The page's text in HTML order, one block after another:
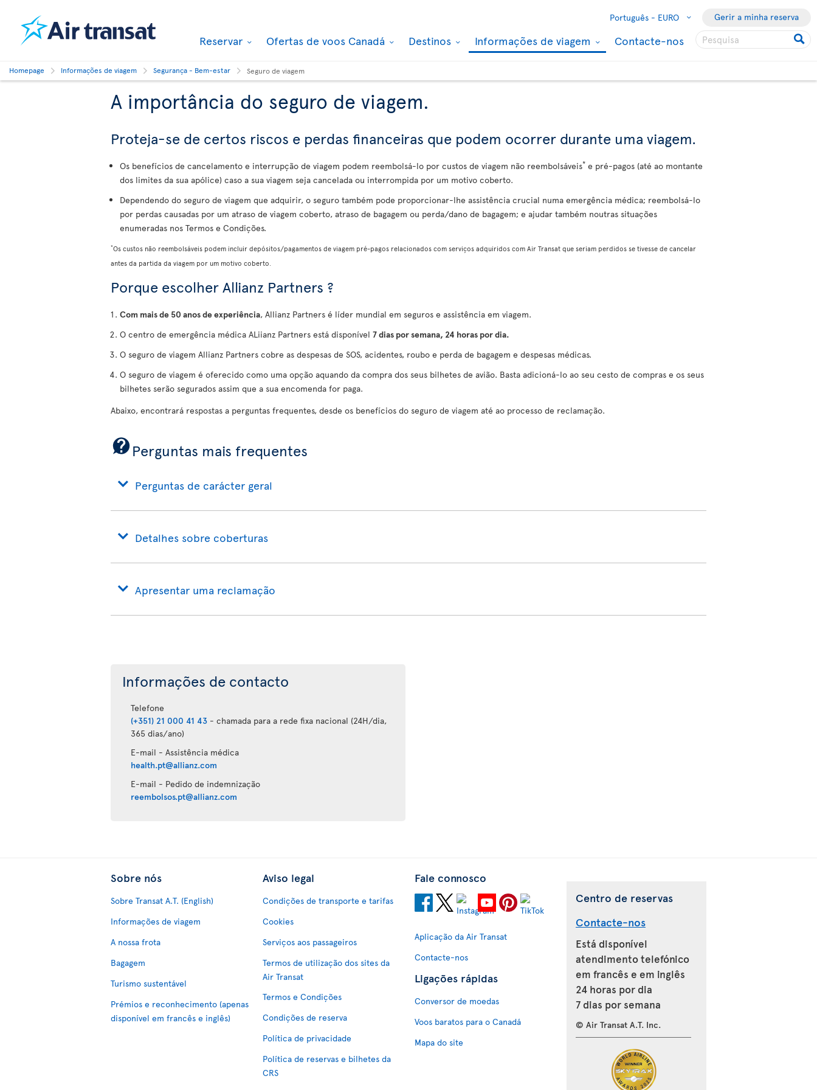
Português - EURO Gerir a minha reserva
Reservar Ofertas de voos Canadá Destinos Informações de viagem Contacte-nos
Homepage Informações de viagem Segurança - Bem-estar Seguro de viagem
A importância do seguro de viagem.
Proteja-se de certos riscos e perdas financeiras que podem ocorrer durante uma viagem.
Os benefícios de cancelamento e interrupção de viagem podem reembolsá-lo por custos de viagem não reembolsáveis* e pré-pagos (até ao montante
dos limites da sua apólice) caso a sua viagem seja cancelada ou interrompida por um motivo coberto.
Dependendo do seguro de viagem que adquirir, o seguro também pode proporcionar-lhe assistência crucial numa emergência médica; reembolsá-lo
por perdas causadas por um atraso de viagem coberto, atraso de bagagem ou perda/dano de bagagem; e ajudar também noutras situações
enumeradas nos Termos e Condições.
*Os custos não reembolsáveis podem incluir depósitos/pagamentos de viagem pré-pagos relacionados com serviços adquiridos com Air Transat que seriam perdidos se tivesse de cancelar
antes da partida da viagem por um motivo coberto.
Porque escolher Allianz Partners ?
Com mais de 50 anos de experiência, Allianz Partners é líder mundial em seguros e assistência em viagem.
O centro de emergência médica ALiianz Partners está disponível 7 dias por semana, 24 horas por dia.
O seguro de viagem Allianz Partners cobre as despesas de SOS, acidentes, roubo e perda de bagagem e despesas médicas.
O seguro de viagem é oferecido como uma opção aquando da compra dos seus bilhetes de avião. Basta adicioná-lo ao seu cesto de compras e os seus
bilhetes serão segurados assim que a sua encomenda for paga.
Abaixo, encontrará respostas a perguntas frequentes, desde os benefícios do seguro de viagem até ao processo de reclamação.
Perguntas mais frequentes
Perguntas de carácter geral
Detalhes sobre coberturas
Apresentar uma reclamação
Informações de contacto
Telefone
(+351) 21 000 41 43 - chamada para a rede fixa nacional (24H/dia,
365 dias/ano)
E-mail - Assistência médica
health.pt@allianz.com
E-mail - Pedido de indemnização
reembolsos.pt@allianz.com
Sobre nós
Sobre Transat A.T. (English)
Informações de viagem
A nossa frota
Bagagem
Turismo sustentável
Prémios e reconhecimento (apenas
disponível em francês e inglês)
Aviso legal
Condições de transporte e tarifas
Cookies
Serviços aos passageiros
Termos de utilização dos sites da
Air Transat
Termos e Condições
Condições de reserva
Política de privacidade
Política de reservas e bilhetes da
CRS
Fale connosco
Aplicação da Air Transat
Contacte-nos
Ligações rápidas
Conversor de moedas
Voos baratos para o Canadá
Mapa do site
Centro de reservas
Contacte-nos
Está disponível
atendimento telefónico
em francês e em inglês
24 horas por dia
7 dias por semana
© Air Transat A.T. Inc.